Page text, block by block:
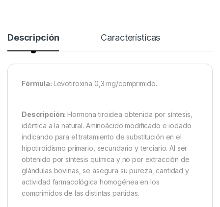
Descripción Características
Fórmula: Levotiroxina 0,3 mg/comprimido.
Descripción:Hormona tiroidea obtenida por síntesis,
idéntica a la natural. Aminoácido modificado e iodado
indicando para el tratamiento de substitución en el
hipotiroidismo primario, secundario y terciario. Al ser
obtenido por síntesis química y no por extracción de
glándulas bovinas, se asegura su pureza, cantidad y
actividad farmacológica homogénea en los
comprimidos de las distintas partidas.